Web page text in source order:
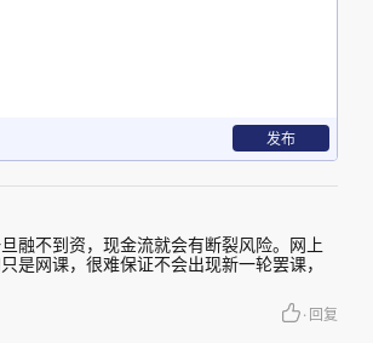
发布
融不到资，现金流就会有断裂风险。网上
是网课，很难保证不会出现新一轮罢课，
· 回复